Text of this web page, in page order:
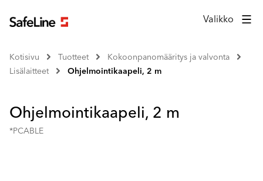
Valikko
Kotisivu Tuotteet
Kokoonpanomääritys ja valvonta
Lisälaitteet
Ohjelmointikaapeli, 2 m
Ohjelmointikaapeli, 2 m
*PCABLE